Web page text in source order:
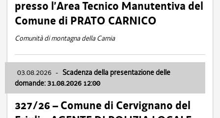
presso l’Area Tecnico Manutentiva del
Comune di PRATO CARNICO
Comunità di montagna della Carnia
03.08.2026 - Scadenza della presentazione delle
domande: 31.08.2026 12:00
327/26 – Comune di Cervignano del